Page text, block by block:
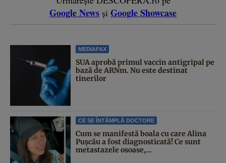
Google News și Google Showcase
MEDIAFAX
SUA aprobă primul vaccin antigripal pe
bază de ARNm. Nu este destinat
tinerilor
CE SE ÎNTÂMPLĂ DOCTORE
Cum se manifestă boala cu care Alina
Pușcău a fost diagnosticată! Ce sunt
metastazele osoase,...